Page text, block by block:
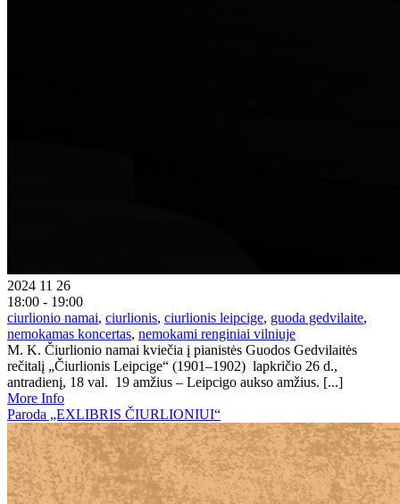
2024 11 26
18:00 - 19:00
ciurlionio namai, ciurlionis, ciurlionis leipcige, guoda gedvilaite,
nemokamas koncertas, nemokami renginiai vilniuje
M. K. Čiurlionio namai kviečia į pianistės Guodos Gedvilaitės
rečitalį „Čiurlionis Leipcige“ (1901–1902) lapkričio 26 d.,
antradienį, 18 val. 19 amžius – Leipcigo aukso amžius. [...]
More Info
Paroda „EXLIBRIS ČIURLIONIUI“